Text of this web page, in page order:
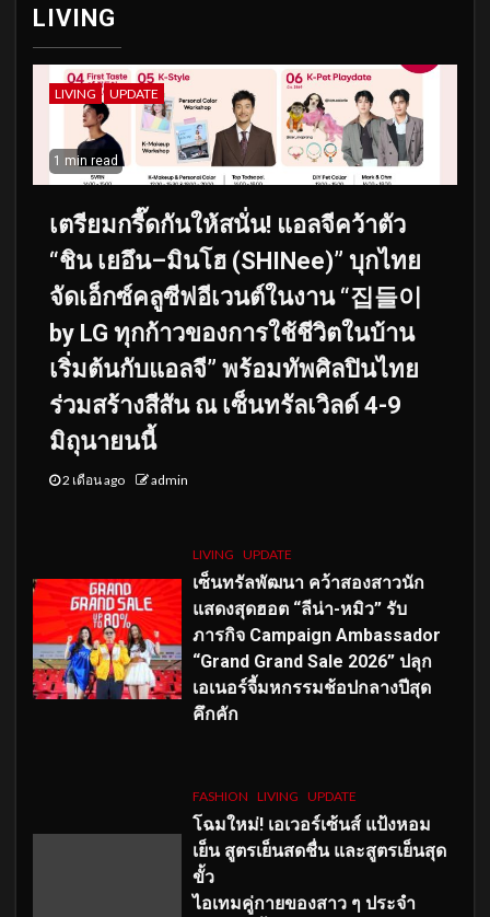
LIVING
LIVING UPDATE
1 min read
เตรียมกรี๊ดกันให้สนั่น! แอลจีคว้าตัว
“ชิน เยอึน–มินโฮ (SHINee)” บุกไทย
จัดเอ็กซ์คลูซีฟอีเวนต์ในงาน “집들이
by LG ทุกก้าวของการใช้ชีวิตในบ้าน
เริ่มต้นกับแอลจี” พร้อมทัพศิลปินไทย
ร่วมสร้างสีสัน ณ เซ็นทรัลเวิลด์ 4-9
มิถุนายนนี้
2 เดือน ago admin
LIVING UPDATE
เซ็นทรัลพัฒนา คว้าสองสาวนัก
แสดงสุดฮอต “ลีน่า-หมิว” รับ
ภารกิจ Campaign Ambassador
“Grand Grand Sale 2026” ปลุก
เอเนอร์จี้มหกรรมช้อปกลางปีสุด
คึกคัก
FASHION LIVING UPDATE
โฉมใหม่! เอเวอร์เซ้นส์ แป้งหอม
เย็น สูตรเย็นสดชื่น และสูตรเย็นสุด
ขั้ว
ไอเทมคู่กายของสาว ๆ ประจำ